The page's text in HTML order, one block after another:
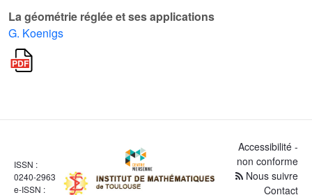
La géométrie réglée et ses applications
G. Koenigs
ISSN :
0240-2963
e-ISSN :
Accessibilité -
non conforme
Nous suivre
Contact